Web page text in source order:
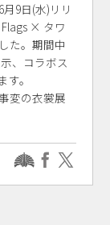
9日(水)リリ
× タワ
た。期間中
、コラボス
。
変の衣裳展